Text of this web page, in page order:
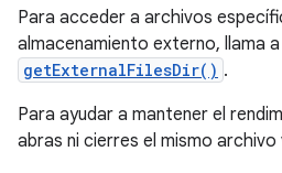
Para acceder a archivos
almacenamiento externo, llama a
getExternalFilesDir() .
Para ayudar a mantener el
abras ni cierres el mismo archivo